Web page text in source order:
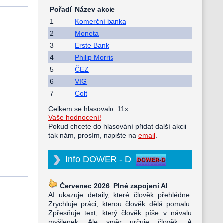
Pořadí Název akcie
1
Komerční banka
2
Moneta
3
Erste Bank
4
Philip Morris
5
ČEZ
6
VIG
7
Colt
Celkem se hlasovalo: 11x
Vaše hodnocení!
Pokud chcete do hlasování přidat další akcii
tak nám, prosím, napište na email
Info DOWER - D
Červenec 2026 Plné zapojení AI
AI ukazuje detaily, které člověk přehlédne.
Zrychluje práci, kterou člověk dělá pomalu.
Zpřesňuje text, který člověk píše v návalu